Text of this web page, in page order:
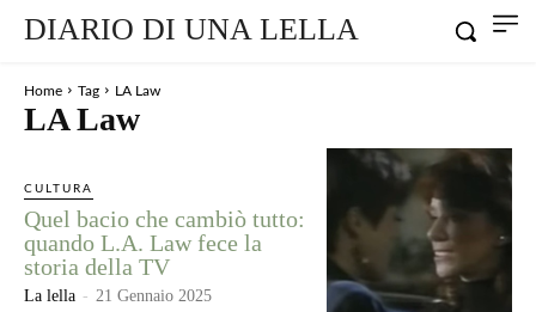
DIARIO DI UNA LELLA
Home Tag LA Law
LA Law
CULTURA
Quel bacio che cambiò tutto:
quando L.A. Law fece la
storia della TV
La lella - 21 Gennaio 2025